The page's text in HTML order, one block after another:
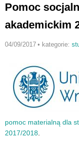
Pomoc
akademickim
04/09/2017 • kategorie:
pomoc materialną dla
2017/2018